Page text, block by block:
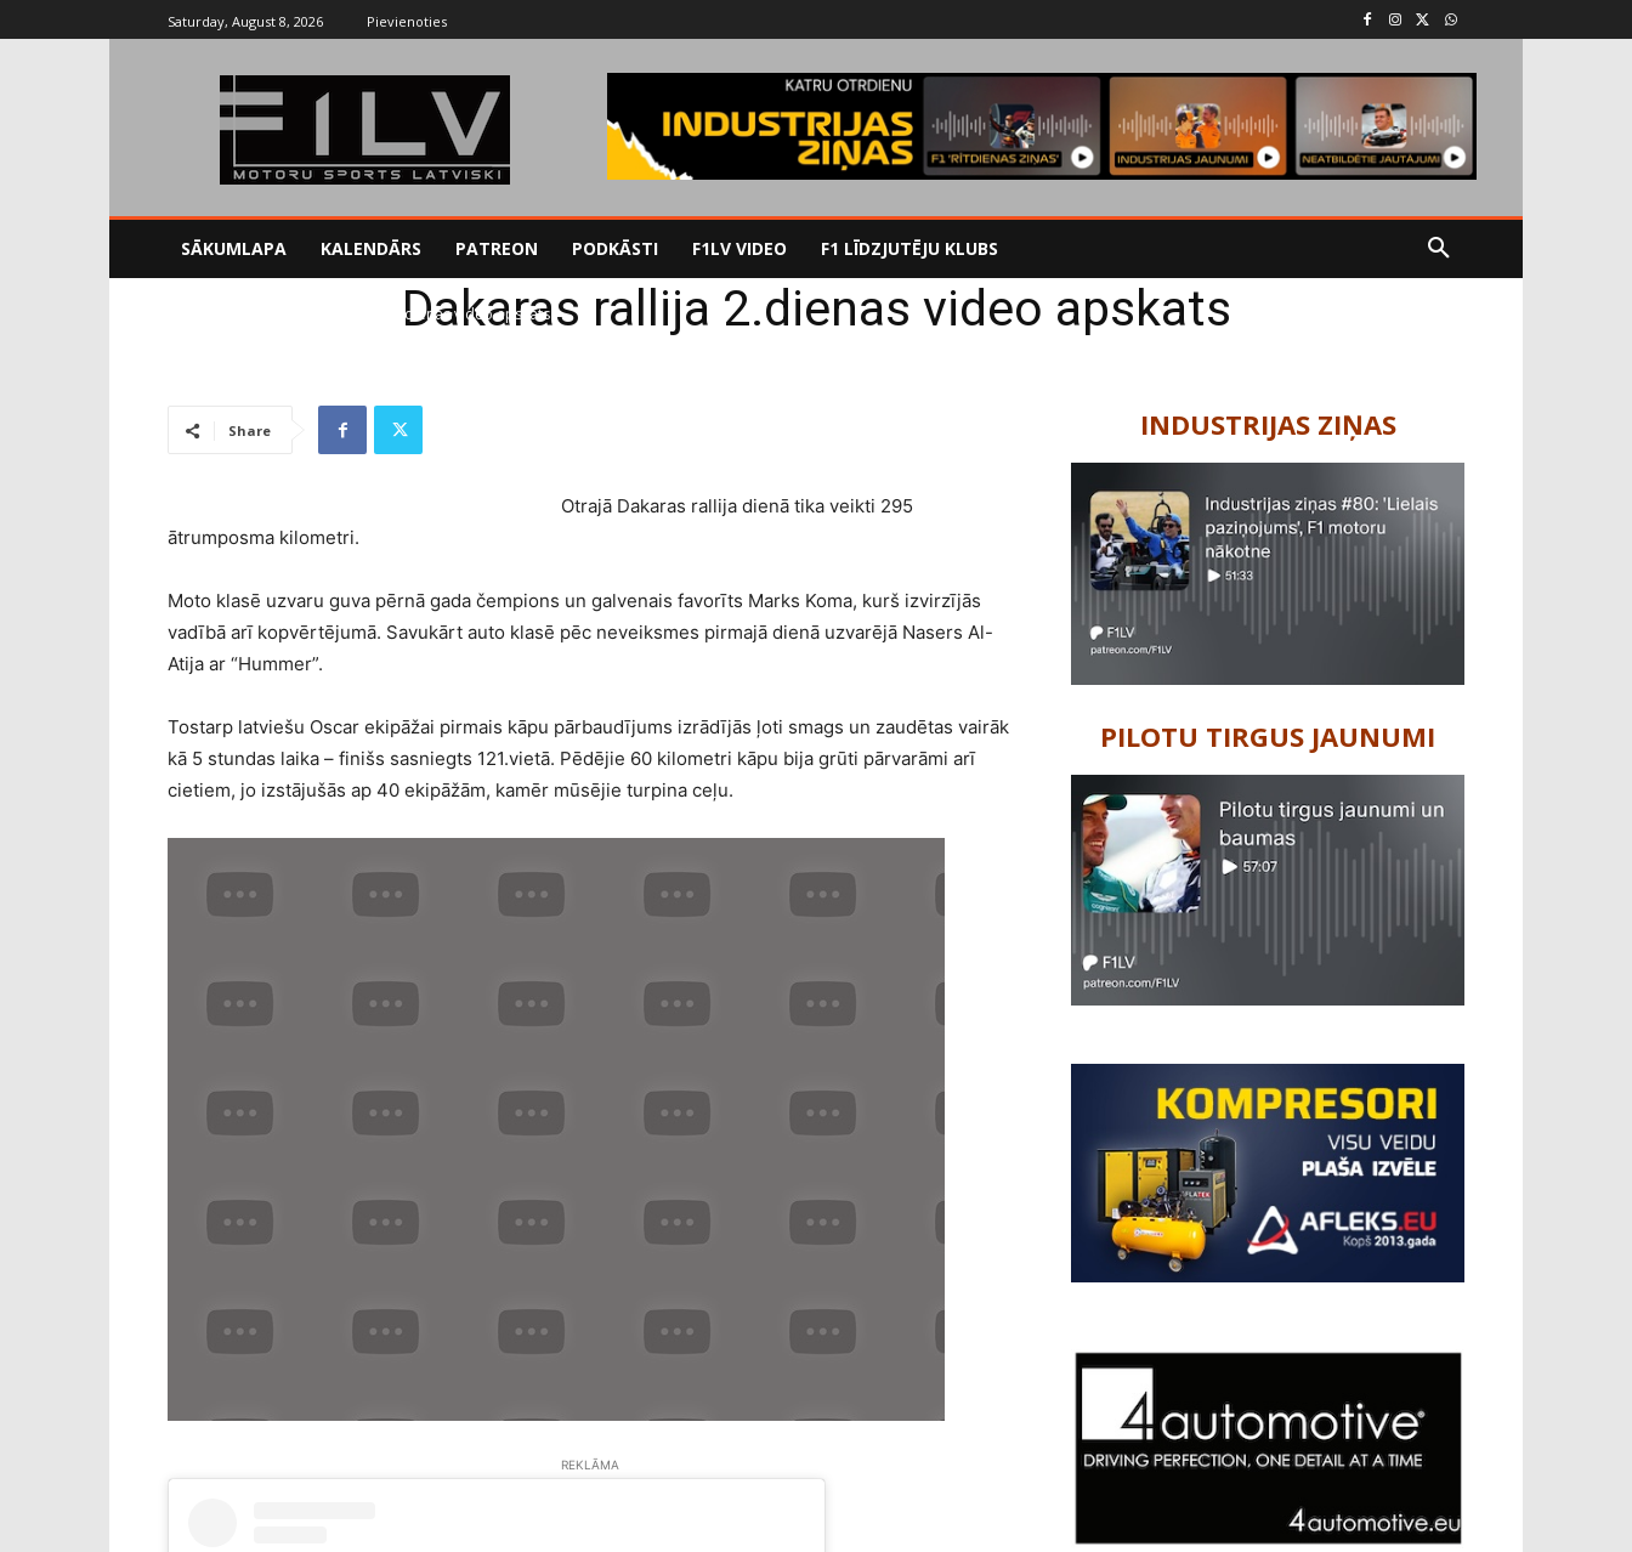
Saturday, August 8, 2026 Pievienoties
SĀKUMLAPA KALENDĀRS PATREON PODKĀSTI F1LV VIDEO F1 LĪDZJUTĒJU KLUBS
Dakaras rallija 2.dienas video apskats
Dakaras rallija 2.dienas video apskats
Share
Otrajā Dakaras rallija dienā tika veikti 295
ātrumposma kilometri.
Moto klasē uzvaru guva pērnā gada čempions un galvenais favorīts Marks Koma, kurš izvirzījās
vadībā arī kopvērtējumā. Savukārt auto klasē pēc neveiksmes pirmajā dienā uzvarējā Nasers Al-
Atija ar “Hummer”.
Tostarp latviešu Oscar ekipāžai pirmais kāpu pārbaudījums izrādījās ļoti smags un zaudētas vairāk
kā 5 stundas laika – finišs sasniegts 121.vietā. Pēdējie 60 kilometri kāpu bija grūti pārvarāmi arī
cietiem, jo izstājušās ap 40 ekipāžām, kamēr mūsējie turpina ceļu.
REKLĀMA
INDUSTRIJAS ZIŅAS
PILOTU TIRGUS JAUNUMI